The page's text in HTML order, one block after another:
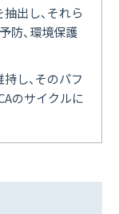
出し、それら
防、環境保護
し、そのパフ
のサイクルに